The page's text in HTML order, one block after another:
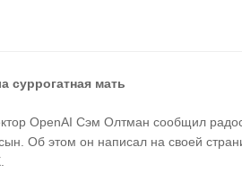
суррогатная мать
OpenAI Сэм Олтман сообщил
Об этом он написал на своей